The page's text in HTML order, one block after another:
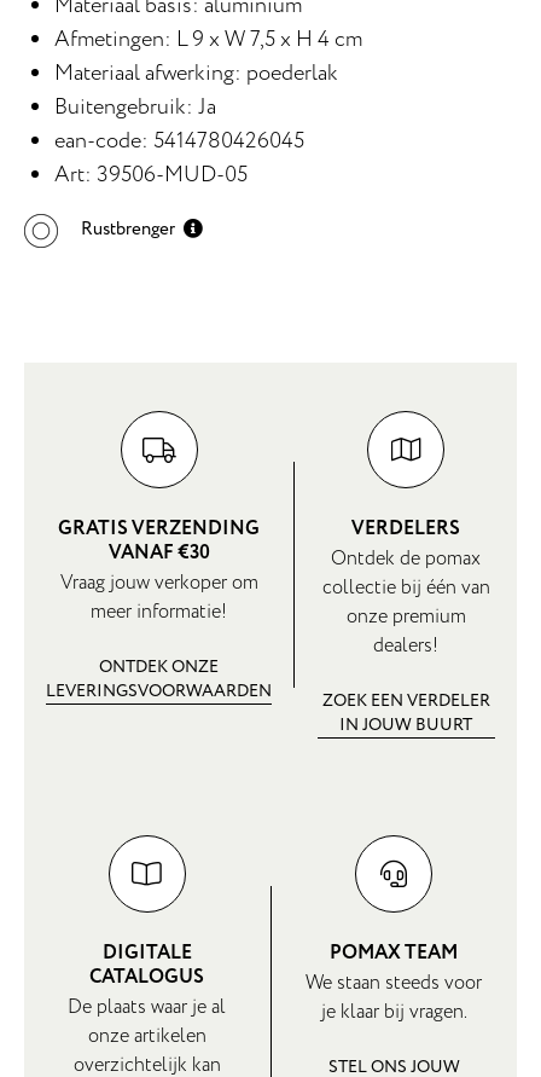
Afmetingen: L 9 x W 7,5 x H 4 cm
Materiaal afwerking: poederlak
Buitengebruik: Ja
ean-code: 5414780426045
Art: 39506-MUD-05
Rustbrenger
GRATIS VERZENDING
VANAF €30
Vraag jouw verkoper om
meer informatie!
ONTDEK ONZE
LEVERINGSVOORWAARDEN
VERDELERS
Ontdek de pomax
collectie bij één van
onze premium
dealers!
ZOEK EEN VERDELER
IN JOUW BUURT
DIGITALE
CATALOGUS
De plaats waar je al
onze artikelen
overzichtelijk kan
POMAX TEAM
We staan steeds voor
je klaar bij vragen.
STEL ONS JOUW